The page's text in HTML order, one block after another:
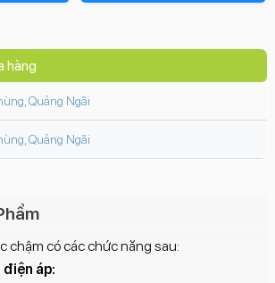
hàng
Quảng Ngãi
Quảng Ngãi
chậm có các chức năng sau:
áp: